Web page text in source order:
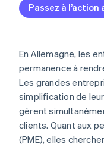
Passez à l’action
En Allemagne, les
permanence à
Les grandes
simplification de
gèrent
clients. Quant aux
(PME), elles